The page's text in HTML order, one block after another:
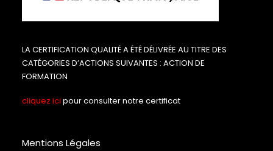
LA CERTIFICATION QUALITÉ A ÉTÉ DÉLIVRÉE AU TITRE DES
CATÉGORIES D’ACTIONS SUIVANTES : ACTION DE
FORMATION
cliquez ici pour consulter notre certificat
Mentions Légales